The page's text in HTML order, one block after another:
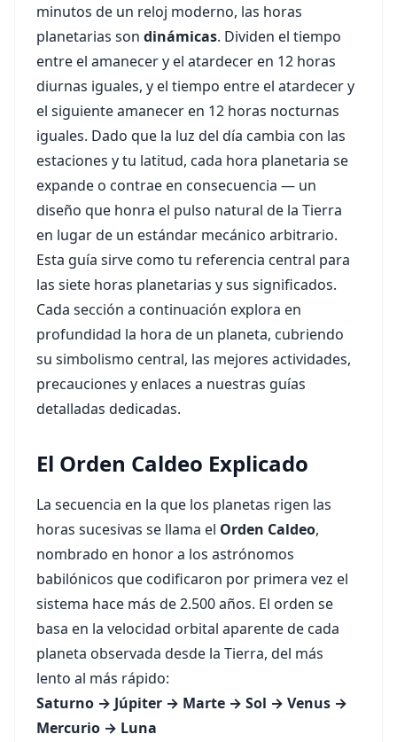
minutos de un reloj moderno, las horas
planetarias son dinámicas. Dividen el tiempo
entre el amanecer y el atardecer en 12 horas
diurnas iguales, y el tiempo entre el atardecer y
el siguiente amanecer en 12 horas nocturnas
iguales. Dado que la luz del día cambia con las
estaciones y tu latitud, cada hora planetaria se
expande o contrae en consecuencia — un
diseño que honra el pulso natural de la Tierra
en lugar de un estándar mecánico arbitrario.
Esta guía sirve como tu referencia central para
las siete horas planetarias y sus significados.
Cada sección a continuación explora en
profundidad la hora de un planeta, cubriendo
su simbolismo central, las mejores actividades,
precauciones y enlaces a nuestras guías
detalladas dedicadas.
El Orden Caldeo Explicado
La secuencia en la que los planetas rigen las
horas sucesivas se llama el Orden Caldeo,
nombrado en honor a los astrónomos
babilónicos que codificaron por primera vez el
sistema hace más de 2.500 años. El orden se
basa en la velocidad orbital aparente de cada
planeta observada desde la Tierra, del más
lento al más rápido:
Saturno → Júpiter → Marte → Sol → Venus →
Mercurio → Luna